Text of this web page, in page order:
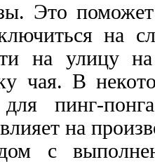
Это
на
на улицу
чая. В
пинг-
на
с